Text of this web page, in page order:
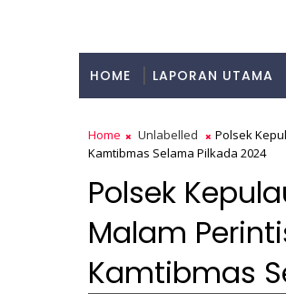
HOME LAPORAN UTAMA
Home Unlabelled
Polsek
Kamtibmas Selama Pilkada 2024
Polsek
Malam
Kamtibmas